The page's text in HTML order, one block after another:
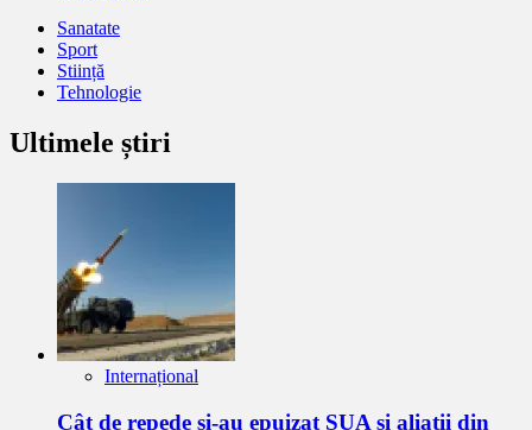
Sanatate
Sport
Stiință
Tehnologie
Ultimele știri
Internațional
Cât de repede și-au epuizat SUA și aliații din